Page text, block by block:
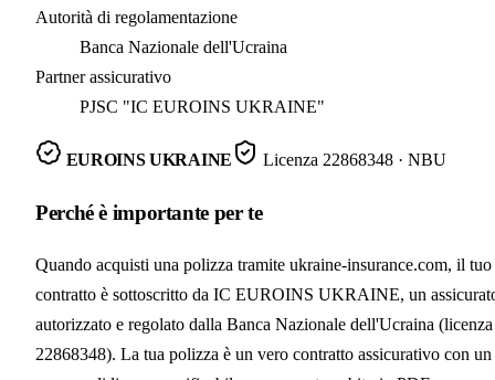
Autorità di regolamentazione
Banca Nazionale dell'Ucraina
Partner assicurativo
PJSC "IC EUROINS UKRAINE"
EUROINS UKRAINE Licenza 22868348· NBU
Perché è importante per te
Quando acquisti una polizza tramite ukraine-insurance.com, il tuo
contratto è sottoscritto da IC EUROINS UKRAINE, un
autorizzato e regolato dalla Banca Nazionale dell'Ucraina (licenza
22868348). La tua polizza è un vero contratto assicurativo con un